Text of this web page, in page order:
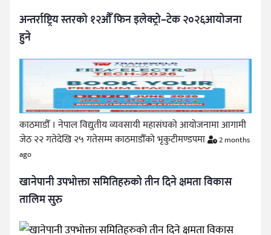
अन्तर्राष्ट्रिय स्तरको १२औँ फिन इलेक्ट्रो–टेक २०२६आयोजना
हुने
काठमाडौँ । नेपाल विद्युतीय व्यवसायी महासंघको आयोजनामा आगामी
जेठ २२ गतेदेखि २५ गतेसम्म काठमाडौँको भृकुटीमण्डपमा
2 months
ago
खानेपानी उपभोक्ता समितिहरुको तीन दिने क्षमता विकास
तालिम सुरु